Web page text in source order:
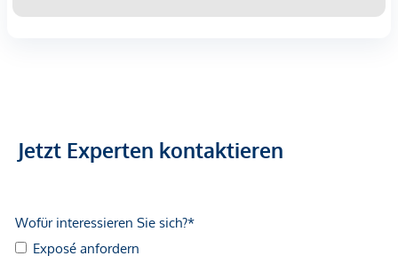
Jetzt Experten kontaktieren